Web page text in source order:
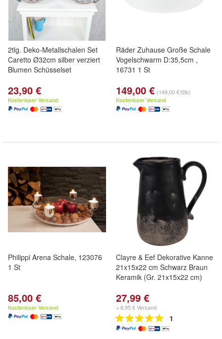
2tlg. Deko-Metallschalen Set
Caretto Ø32cm silber verziert
Blumen Schüsselset
23,90 €
Kostenloser Versand
Räder Zuhause Große Schale
Vogelschwarm D:35,5cm ,
16731 1 St
149,00 € (149,00 €/Stk)
Kostenloser Versand
Philippi Arena Schale, 123076
1 St
85,00 €
Kostenloser Versand
Clayre & Eef Dekorative Kanne
21x15x22 cm Schwarz Braun
Keramik (Gr. 21x15x22 cm)
27,99 €
+ 6,95 € Versand
1